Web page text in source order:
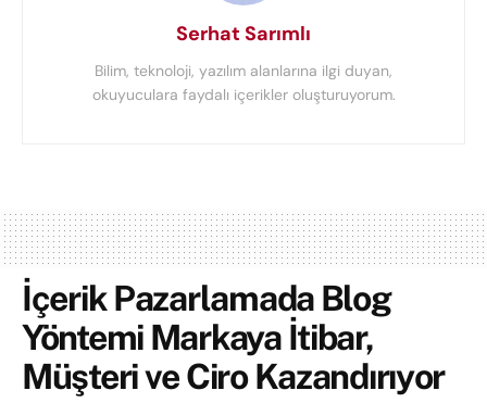
Serhat Sarımlı
Bilim, teknoloji, yazılım alanlarına ilgi duyan,
okuyuculara faydalı içerikler oluşturuyorum.
İçerik Pazarlamada Blog
Yöntemi Markaya İtibar,
Müşteri ve Ciro Kazandırıyor